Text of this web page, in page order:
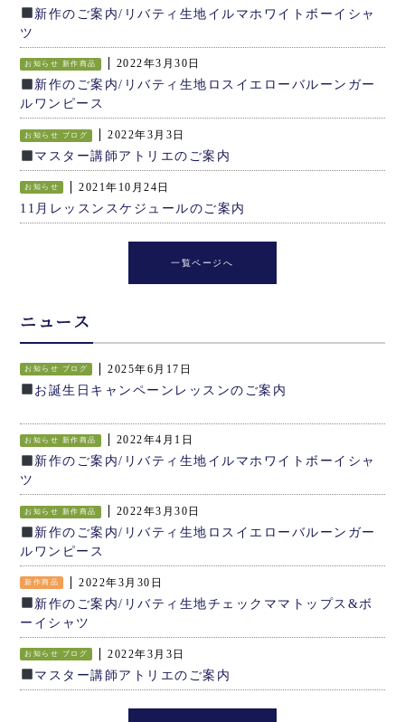
新作のご案内/リバティ生地イルマホワイトボーイシャ
ツ
お知らせ 新作商品 2022年3月30日
新作のご案内/リバティ生地ロスイエローバルーンガー
ルワンピース
お知らせ ブログ 2022年3月3日
マスター講師アトリエのご案内
お知らせ 2021年10月24日
11月レッスンスケジュールのご案内
一覧ページへ
ニュース
お知らせ ブログ 2025年6月17日
お誕生日キャンペーンレッスンのご案内
お知らせ 新作商品 2022年4月1日
新作のご案内/リバティ生地イルマホワイトボーイシャ
ツ
お知らせ 新作商品 2022年3月30日
新作のご案内/リバティ生地ロスイエローバルーンガー
ルワンピース
新作商品 2022年3月30日
新作のご案内/リバティ生地チェックママトップス&ボ
ーイシャツ
お知らせ ブログ 2022年3月3日
マスター講師アトリエのご案内